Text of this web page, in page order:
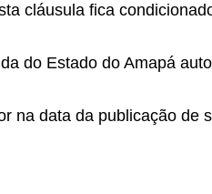
cláusula fica
do Estado do Amapá
na data da publicação de